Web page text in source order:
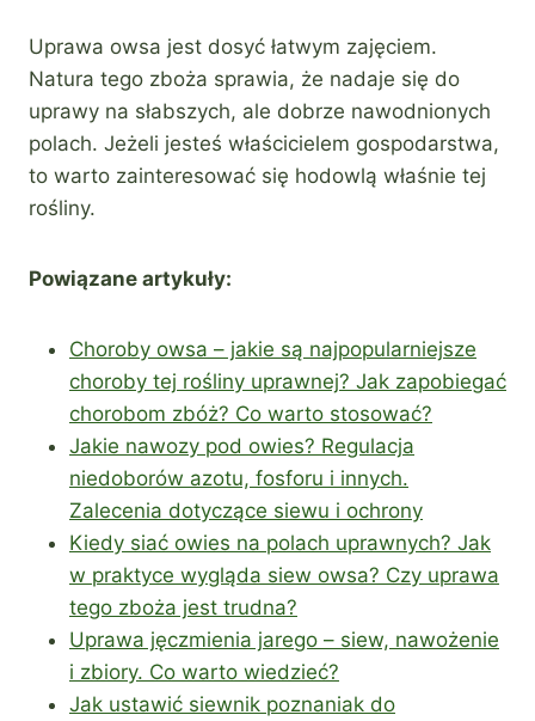
Uprawa owsa jest dosyć łatwym zajęciem.
Natura tego zboża sprawia, że nadaje się do
uprawy na słabszych, ale dobrze nawodnionych
polach. Jeżeli jesteś właścicielem gospodarstwa,
to warto zainteresować się hodowlą właśnie tej
rośliny.
Powiązane artykuły:
Choroby owsa – jakie są najpopularniejsze
choroby tej rośliny uprawnej? Jak zapobiegać
chorobom zbóż? Co warto stosować?
Jakie nawozy pod owies? Regulacja
niedoborów azotu, fosforu i innych.
Zalecenia dotyczące siewu i ochrony
Kiedy siać owies na polach uprawnych? Jak
w praktyce wygląda siew owsa? Czy uprawa
tego zboża jest trudna?
Uprawa jęczmienia jarego – siew, nawożenie
i zbiory. Co warto wiedzieć?
Jak ustawić siewnik poznaniak do